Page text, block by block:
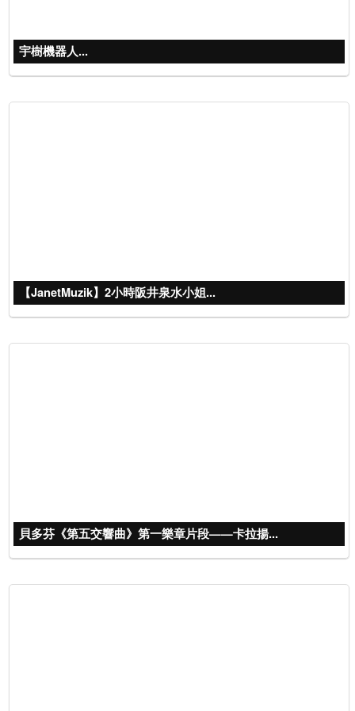
宇樹機器人...
【JanetMuzik】2小時阪井泉水小姐...
貝多芬《第五交響曲》第一樂章片段——卡拉揚...